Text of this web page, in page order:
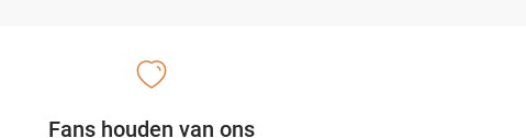
Fans houden van ons